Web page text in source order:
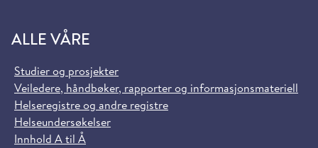
ALLE VÅRE
Studier og prosjekter
Veiledere, håndbøker, rapporter og informasjonsmateriell
Helseregistre og andre registre
Helseundersøkelser
Innhold A til Å